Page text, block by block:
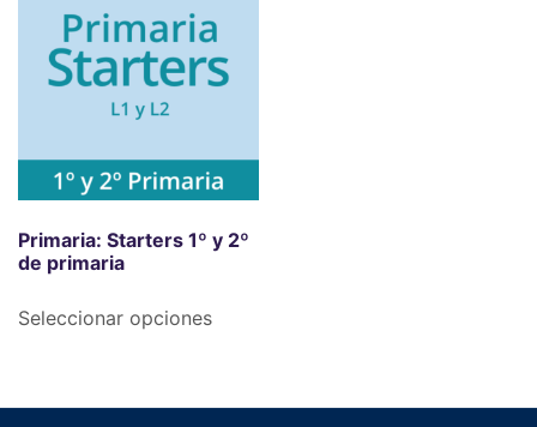
Primaria: Starters 1º y 2º
de primaria
Seleccionar opciones